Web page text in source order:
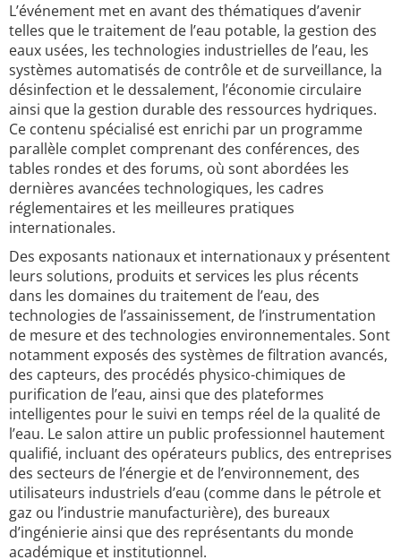
L’événement met en avant des thématiques d’avenir
telles que le traitement de l’eau potable, la gestion des
eaux usées, les technologies industrielles de l’eau, les
systèmes automatisés de contrôle et de surveillance, la
désinfection et le dessalement, l’économie circulaire
ainsi que la gestion durable des ressources hydriques.
Ce contenu spécialisé est enrichi par un programme
parallèle complet comprenant des conférences, des
tables rondes et des forums, où sont abordées les
dernières avancées technologiques, les cadres
réglementaires et les meilleures pratiques
internationales.
Des exposants nationaux et internationaux y présentent
leurs solutions, produits et services les plus récents
dans les domaines du traitement de l’eau, des
technologies de l’assainissement, de l’instrumentation
de mesure et des technologies environnementales. Sont
notamment exposés des systèmes de filtration avancés,
des capteurs, des procédés physico-chimiques de
purification de l’eau, ainsi que des plateformes
intelligentes pour le suivi en temps réel de la qualité de
l’eau. Le salon attire un public professionnel hautement
qualifié, incluant des opérateurs publics, des entreprises
des secteurs de l’énergie et de l’environnement, des
utilisateurs industriels d’eau (comme dans le pétrole et
gaz ou l’industrie manufacturière), des bureaux
d’ingénierie ainsi que des représentants du monde
académique et institutionnel.